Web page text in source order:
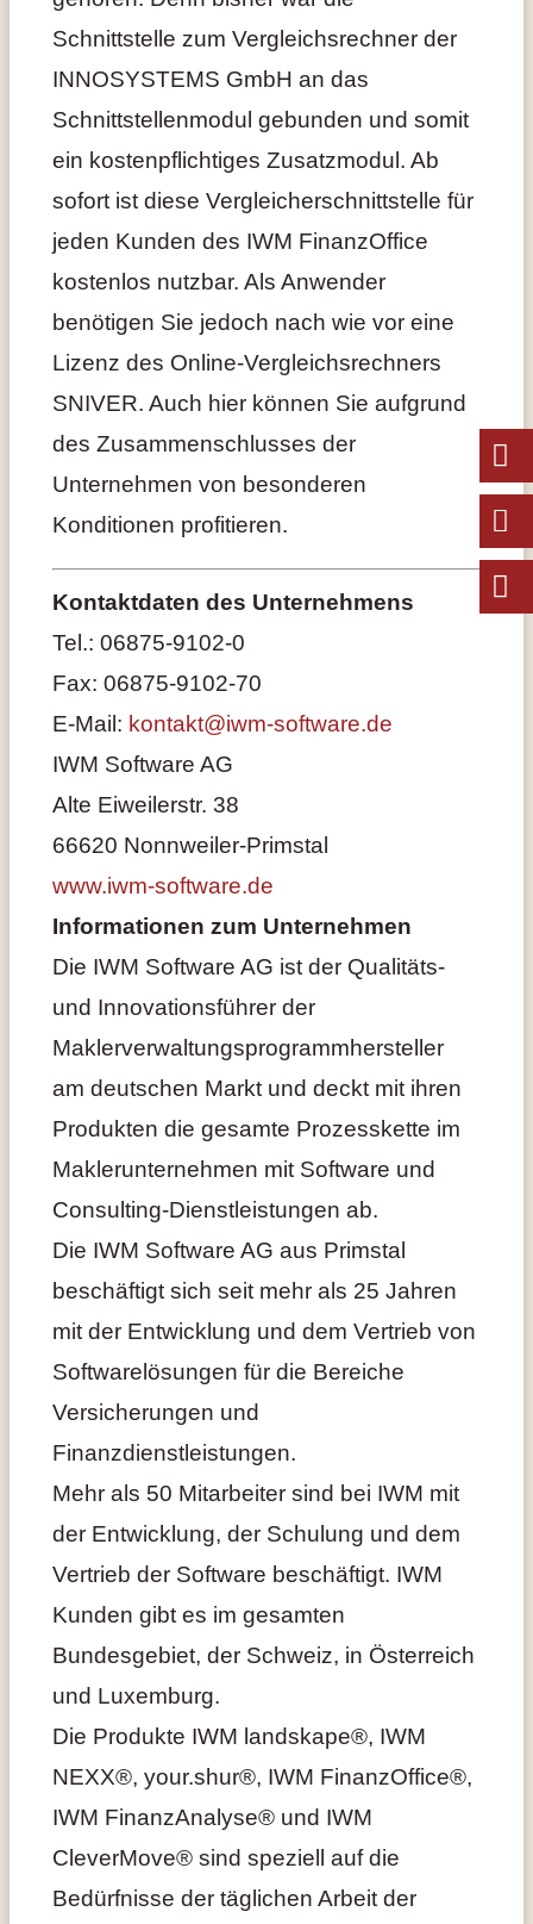
Schnittstelle zum Vergleichsrechner der
INNOSYSTEMS GmbH an das
Schnittstellenmodul gebunden und somit
ein kostenpflichtiges Zusatzmodul. Ab
sofort ist diese Vergleicherschnittstelle für
jeden Kunden des IWM FinanzOffice
kostenlos nutzbar. Als Anwender
benötigen Sie jedoch nach wie vor eine
Lizenz des Online-Vergleichsrechners
SNIVER. Auch hier können Sie aufgrund
des Zusammenschlusses der
Unternehmen von besonderen
Konditionen profitieren.
Kontaktdaten des Unternehmens
Tel.: 06875-9102-0
Fax: 06875-9102-70
E-Mail: kontakt@iwm-software.de
IWM Software AG
Alte Eiweilerstr. 38
66620 Nonnweiler-Primstal
www.iwm-software.de
Informationen zum Unternehmen
Die IWM Software AG ist der Qualitäts-
und Innovationsführer der
Maklerverwaltungsprogrammhersteller
am deutschen Markt und deckt mit ihren
Produkten die gesamte Prozesskette im
Maklerunternehmen mit Software und
Consulting-Dienstleistungen ab.
Die IWM Software AG aus Primstal
beschäftigt sich seit mehr als 25 Jahren
mit der Entwicklung und dem Vertrieb von
Softwarelösungen für die Bereiche
Versicherungen und
Finanzdienstleistungen.
Mehr als 50 Mitarbeiter sind bei IWM mit
der Entwicklung, der Schulung und dem
Vertrieb der Software beschäftigt. IWM
Kunden gibt es im gesamten
Bundesgebiet, der Schweiz, in Österreich
und Luxemburg.
Die Produkte IWM landskape®, IWM
NEXX®, your.shur®, IWM FinanzOffice®,
IWM FinanzAnalyse® und IWM
CleverMove® sind speziell auf die
Bedürfnisse der täglichen Arbeit der